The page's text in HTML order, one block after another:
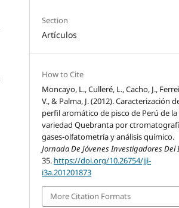
Section
Artículos
How to Cite
Moncayo, L., Culleré, L., Cacho, J.,
V., & Palma, J. (2012). Caracterización
perfil aromático de pisco de Perú de la
variedad Quebranta por
gases-olfatometría y análisis químico.
Jornada De Jóvenes Investigadores Del
35. https://doi.org/10.26754/jji-
i3a.201201873
More Citation Formats